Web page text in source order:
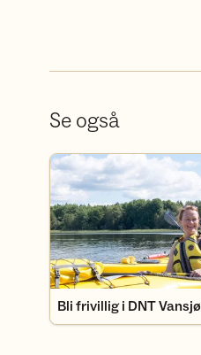
Se også
Bli frivillig i DNT Vansjø
Bli frivillig i DNT Vansjø